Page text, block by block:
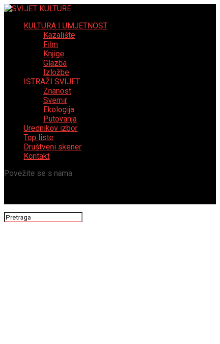
KULTURA I UMJETNOST
Kazalište
Film
Knjige
Glazba
Izložbe
ISTRAŽI SVIJET
Znanost
Svemir
Ekologija
Putovanja
Urednikov izbor
Top liste
Društveni skener
Kontakt
Povežite se s nama